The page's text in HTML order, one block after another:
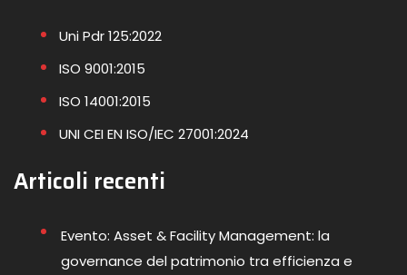
Uni Pdr 125:2022
ISO 9001:2015
ISO 14001:2015
UNI CEI EN ISO/IEC 27001:2024
Articoli recenti
Evento: Asset & Facility Management: la
governance del patrimonio tra efficienza e